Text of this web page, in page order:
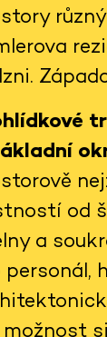
od
a
personál,